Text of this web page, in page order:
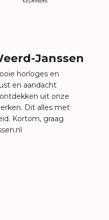
Janssen
horloges en
en aandacht
uit onze
Dit alles met
Kortom, graag